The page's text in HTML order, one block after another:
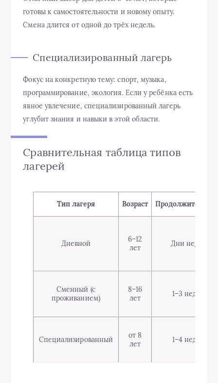
готовы к самостоятельности и новому опыту.
Смена длится от одной до трёх недель.
Специализированный лагерь
Фокус на конкретную тему: спорт, музыка,
программирование, экология. Если у ребёнка есть
явное увлечение, специализированный лагерь
углубит знания и навыки в этой области.
Сравнительная таблица типов
лагерей
Тип лагеря Возраст
Дневной
6–12
лет
Дни недели
Сменный (с
проживанием)
8–16
лет
1–3 недели
Специализированный
от 8
лет
1–4 недели